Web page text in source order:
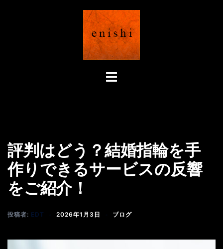
ト
ー
評判はどう？結婚指輪を手
作りできるサービスの反響
をご紹介！
投稿者: EDT 2026年1月3日 ブログ